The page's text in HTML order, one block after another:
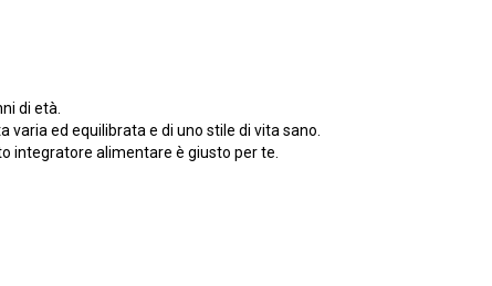
di età.
ed equilibrata e di uno stile di vita sano.
integratore alimentare è giusto per te.